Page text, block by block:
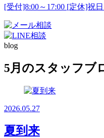
[受付]8:00～17:00 [定休]祝
blog
5月のスタッフブ
2026.05.27
夏到来